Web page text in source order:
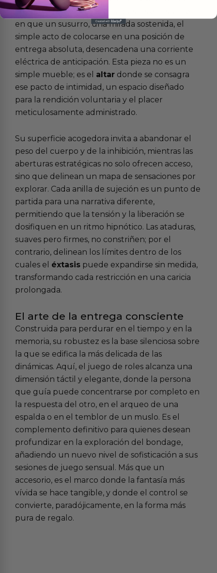
cuerpos trasciende las palabras. Es el instante
en que un susurro, una mirada sostenida, el
simple acto de colocarse en una posición de
entrega absoluta, desencadena una corriente
eléctrica de anticipación. Esta pieza no es un
simple mueble; es el altar donde se consagra
ese pacto de intimidad, un espacio diseñado
para la rendición voluntaria y el placer
meticulosamente administrado.
Su superficie acogedora invita a abandonar el
peso del cuerpo y de la inhibición, mientras las
aberturas estratégicas no solo ofrecen acceso,
sino que delinean un mapa de sensaciones por
explorar. Cada anilla de sujeción es un punto de
partida para una narrativa diferente,
permitiendo que la tensión y la liberación se
dosifiquen en un ritmo hipnótico. Las ataduras,
suaves pero firmes, no constriñen; por el
contrario, delinean los límites dentro de los
cuales el éxtasis puede expandirse sin medida,
transformando cada restricción en una caricia
prolongada.
El arte de la entrega consciente
Construida para perdurar en el tiempo y en la
memoria, su robustez es la base silenciosa sobre
la que se edifica la más delicada de las
dinámicas. Aquí, el juego de roles alcanza una
dimensión táctil y elegante, donde la persona
que guía puede concentrarse por completo en
la respuesta del otro, en el arqueo de una
espalda o en el temblor de un muslo. Es el
complemento definitivo para quienes desean
profundizar en la exploración del bondage,
añadiendo un nuevo nivel de sofisticación a sus
sesiones de juego sensual . Más que un
accesorio, es el marco donde la fantasía más
vívida se hace tangible, y donde el control se
convierte, paradójicamente, en la forma más
pura de regalo.